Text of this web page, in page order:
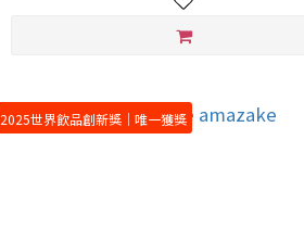
2025世界飲品創新獎｜唯一獲獎